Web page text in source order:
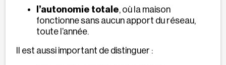
l’autonomie totale, où la maison
fonctionne sans aucun apport du réseau,
toute l’année.
Il est aussi important de distinguer :